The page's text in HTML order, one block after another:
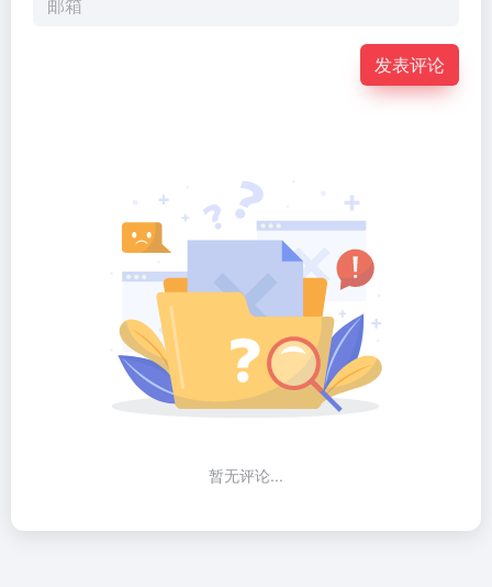
发表评论
暂无评论...